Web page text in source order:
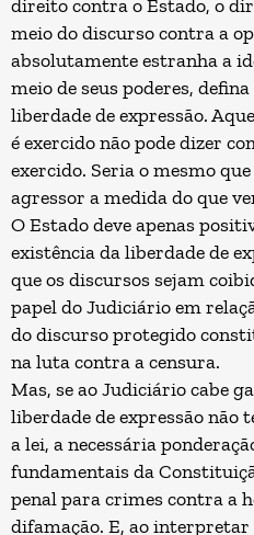
direito contra o Estado, o
meio do discurso contra a
absolutamente estranha a
meio de seus poderes,
liberdade de expressão.
é exercido não pode dizer
exercido. Seria o mesmo
agressor a medida do que
O Estado deve apenas
existência da liberdade de
que os discursos sejam
papel do Judiciário em
do discurso protegido
na luta contra a censura.
Mas, se ao Judiciário cabe
liberdade de expressão
a lei, a necessária
fundamentais da
penal para crimes contra a
difamação. E, ao interpretar